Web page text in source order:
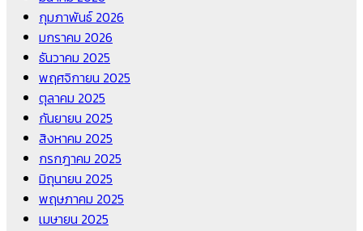
กุมภาพันธ์ 2026
มกราคม 2026
ธันวาคม 2025
พฤศจิกายน 2025
ตุลาคม 2025
กันยายน 2025
สิงหาคม 2025
กรกฎาคม 2025
มิถุนายน 2025
พฤษภาคม 2025
เมษายน 2025